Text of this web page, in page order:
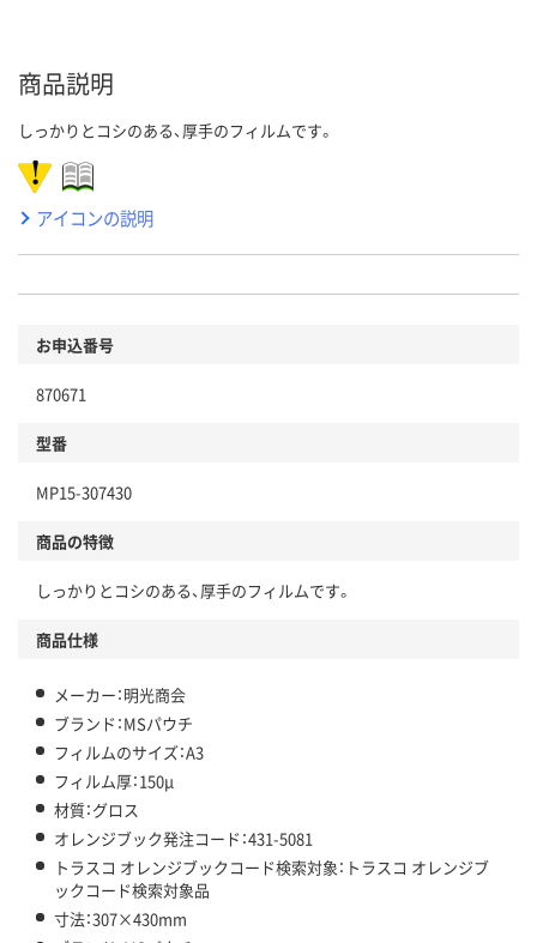
商品説明
しっかりとコシのある、厚手のフィルムです。
アイコンの説明
お申込番号
870671
型番
MP15-307430
商品の特徴
しっかりとコシのある、厚手のフィルムです。
商品仕様
メーカー：明光商会
ブランド：MSパウチ
フィルムのサイズ：A3
フィルム厚：150μ
材質：グロス
オレンジブック発注コード：431-5081
トラスコ オレンジブックコード検索対象：トラスコ オレンジブ
ックコード検索対象品
寸法：307×430mm